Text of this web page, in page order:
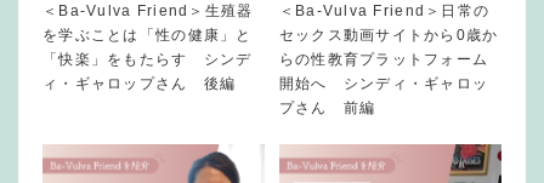
＜Ba-Vulva Friend＞生殖器
を学ぶことは「性の健康」と
「快楽」をもたらす シンデ
ィ・ギャロップさん 後編
＜Ba-Vulva Friend＞日常の
セックス動画サイトから0歳か
らの性教育プラットフォーム
開始へ シンディ・ギャロッ
プさん 前編